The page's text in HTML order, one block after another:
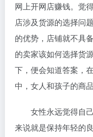
网上开网店赚钱。觉
店涉及货源的选择问
的优势，店铺就不具
的卖家该如何选择货
下，便会知道答案，
中，女人和孩子的商
女性永远觉得自己
来说就是保持年轻的